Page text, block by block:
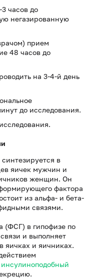
часов до
негазированную
прием
48 часов до
на 3-4-й день
до исследования.
в
яичек мужчин и
женщин. Он
фактора
из альфа- и бета-
связями.
(ФСГ) в гипофизе по
и выполняет
яичках и яичниках.
инсулиноподобный